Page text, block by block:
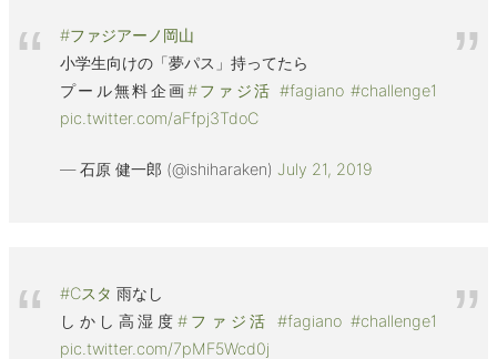
#ファジアーノ岡山
小学生向けの「夢パス」持ってたら
プール無料企画#ファジ活 #fagiano #challenge1
pic.twitter.com/aFfpj3TdoC
— 石原 健一郎 (@ishiharaken)July 21, 2019
#Cスタ 雨なし
しかし高湿度 #ファジ活 #fagiano #challenge1
pic.twitter.com/7pMF5Wcd0j